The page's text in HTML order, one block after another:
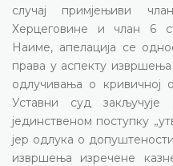
случај примјењиви
Херцеговине и члан 6
Наиме, апелација се
права у аспекту
одлучивања о кривичној
Уставни суд
јединственом поступку
јер одлука о
извршења изречене